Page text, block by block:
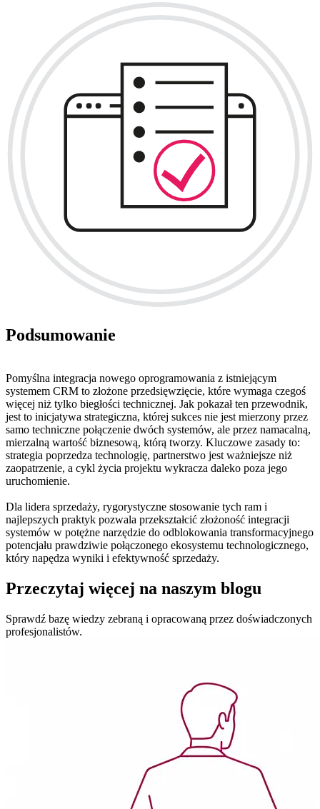
Podsumowanie
Pomyślna integracja nowego oprogramowania z istniejącym
systemem CRM to złożone przedsięwzięcie, które wymaga czegoś
więcej niż tylko biegłości technicznej. Jak pokazał ten przewodnik,
jest to inicjatywa strategiczna, której sukces nie jest mierzony przez
samo techniczne połączenie dwóch systemów, ale przez namacalną,
mierzalną wartość biznesową, którą tworzy. Kluczowe zasady to:
strategia poprzedza technologię, partnerstwo jest ważniejsze niż
zaopatrzenie, a cykl życia projektu wykracza daleko poza jego
uruchomienie.
Dla lidera sprzedaży, rygorystyczne stosowanie tych ram i
najlepszych praktyk pozwala przekształcić złożoność integracji
systemów w potężne narzędzie do odblokowania transformacyjnego
potencjału prawdziwie połączonego ekosystemu technologicznego,
który napędza wyniki i efektywność sprzedaży.
Przeczytaj więcej na naszym blogu
Sprawdź bazę wiedzy zebraną i opracowaną przez doświadczonych
profesjonalistów.